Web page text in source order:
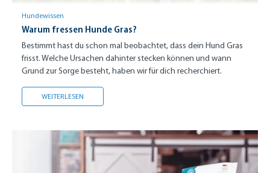
Hundewissen
Warum fressen Hunde Gras?
Bestimmt hast du schon mal beobachtet, dass dein Hund Gras
frisst. Welche Ursachen dahinter stecken können und wann
Grund zur Sorge besteht, haben wir für dich recherchiert.
WEITERLESEN